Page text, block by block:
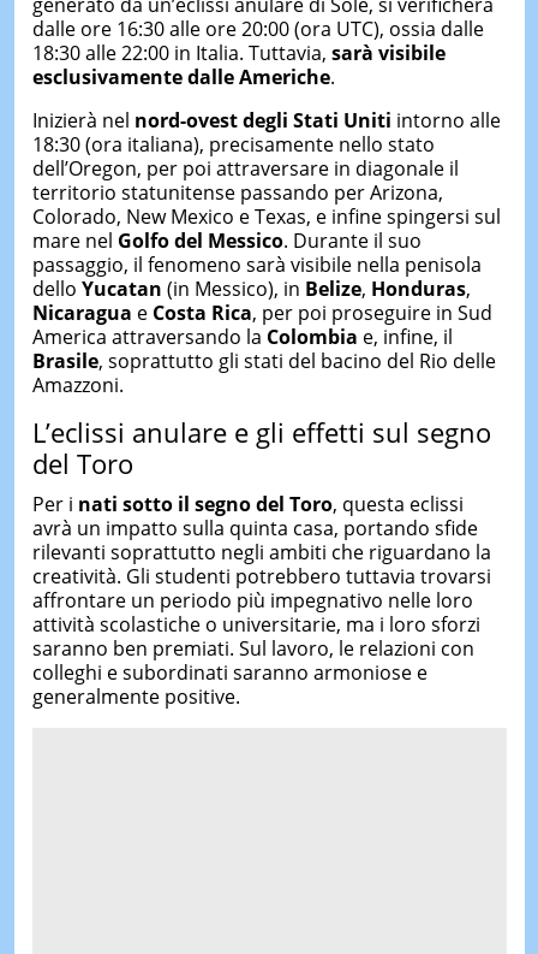
dalle ore 16:30 alle ore 20:00 (ora UTC), ossia dalle
18:30 alle 22:00 in Italia. Tuttavia, sarà visibile
esclusivamente dalle Americhe.
Inizierà nel nord-ovest degli Stati Uniti intorno alle
18:30 (ora italiana), precisamente nello stato
dell’Oregon, per poi attraversare in diagonale il
territorio statunitense passando per Arizona,
Colorado, New Mexico e Texas, e infine spingersi sul
mare nel Golfo del Messico. Durante il suo
passaggio, il fenomeno sarà visibile nella penisola
dello Yucatan (in Messico), in Belize, Honduras,
Nicaragua e Costa Rica, per poi proseguire in Sud
America attraversando la Colombia e, infine, il
Brasile, soprattutto gli stati del bacino del Rio delle
Amazzoni.
L’eclissi anulare e gli effetti sul segno
del Toro
Per i nati sotto il segno del Toro, questa eclissi
avrà un impatto sulla quinta casa, portando sfide
rilevanti soprattutto negli ambiti che riguardano la
creatività. Gli studenti potrebbero tuttavia trovarsi
affrontare un periodo più impegnativo nelle loro
attività scolastiche o universitarie, ma i loro sforzi
saranno ben premiati. Sul lavoro, le relazioni con
colleghi e subordinati saranno armoniose e
generalmente positive.